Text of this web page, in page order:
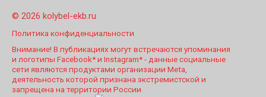
© 2026 kolybel-ekb.ru
Политика конфиденциальности
Внимание! В публикациях могут встречаются упоминания
и логотипы Facebook* и Instagram* - данные социальные
сети являются продуктами организации Meta,
деятельность которой признана экстремистской и
запрещена на территории России